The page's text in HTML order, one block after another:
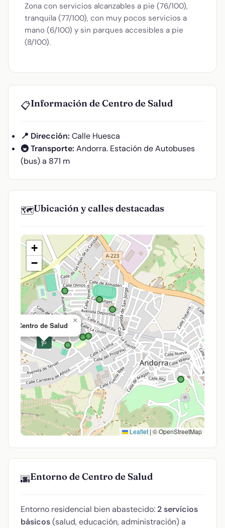
Zona con servicios alcanzables a pie (76/100),
tranquila (77/100), con muy pocos servicios a
mano (6/100) y sin parques accesibles a pie
(8/100).
📋Información de Centro de Salud
📍 Dirección: Calle Huesca
🚇 Transporte: Andorra. Estación de Autobuses
(bus) a 871 m
🗺️Ubicación y calles destacadas
🩺
Centro de Salud
×
+
−
Leaflet | © OpenStreetMap
🌆Entorno de Centro de Salud
Entorno residencial bien abastecido: 2 servicios
básicos(salud, educación, administración) a